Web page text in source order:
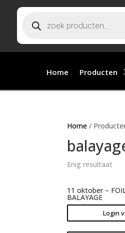
Home Producten
Home /
Enig resultaat
11 oktober –
BALAYAGE
Login